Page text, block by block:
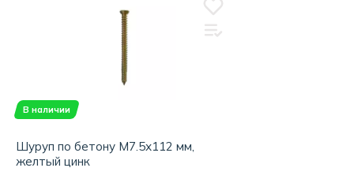
В наличии
Шуруп по бетону М7.5х112 мм,
желтый цинк